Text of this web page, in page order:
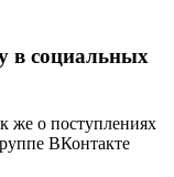
в социальных
же о поступлениях
ВКонтакте